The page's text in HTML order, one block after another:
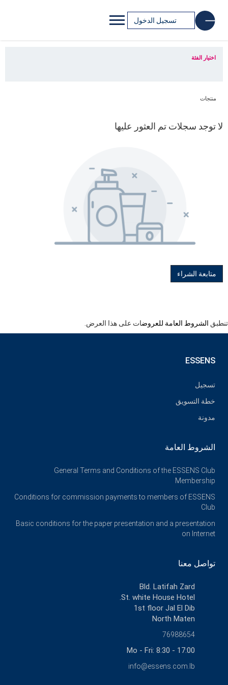
تسجيل الدخول
اختيار الفئة
منتجات
لا توجد سجلات تم العثور عليها
متابعة الشراء
تنطبق الشروط العامة للعروضات على هذا العرض.
ESSENS
تسجيل
خطة التسويق
مدونة
الشروط العامة
General Terms and Conditions of the ESSENS Club
Membership
Conditions for commission payments to members of ESSENS
Club
Basic conditions for the paper presentation and a presentation
on Internet
تواصل معنا
Bld. Latifah Zard
St. white House Hotel.
1st floor Jal El Dib
North Maten
76988654
Mo - Fri: 8:30 - 17:00
info@essens.com.lb